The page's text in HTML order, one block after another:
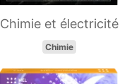
Chimie et électricité
Chimie